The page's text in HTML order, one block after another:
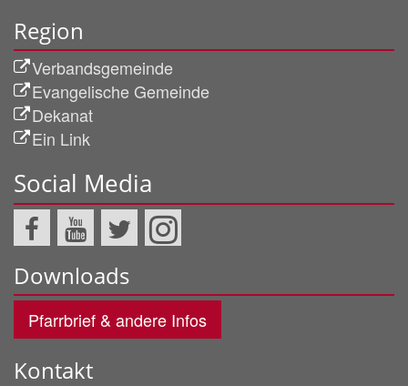
Region
Verbandsgemeinde
Evangelische Gemeinde
Dekanat
Ein Link
Social Media
Downloads
Pfarrbrief & andere Infos
Kontakt